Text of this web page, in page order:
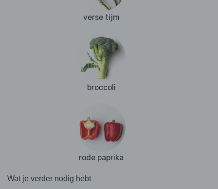
verse tijm
broccoli
rode paprika
Wat je verder nodig hebt